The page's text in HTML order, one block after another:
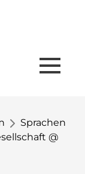
Sprachen
@